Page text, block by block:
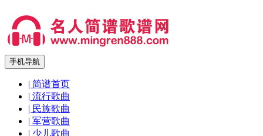
手机导航
| 简谱首页
| 流行歌曲
| 民族歌曲
| 军营歌曲
| 少儿歌曲